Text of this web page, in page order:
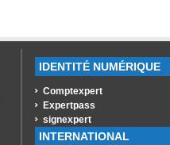
IDENTITÉ NUMÉRIQUE
Comptexpert
Expertpass
signexpert
INTERNATIONAL